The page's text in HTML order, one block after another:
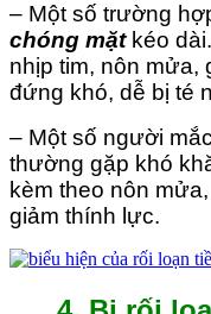
– Một số trường
chóng mặtkéo
nhịp tim, nôn mửa,
đứng khó, dễ bị té
– Một số người mắc
thường gặp khó
kèm theo nôn
giảm thính lực.